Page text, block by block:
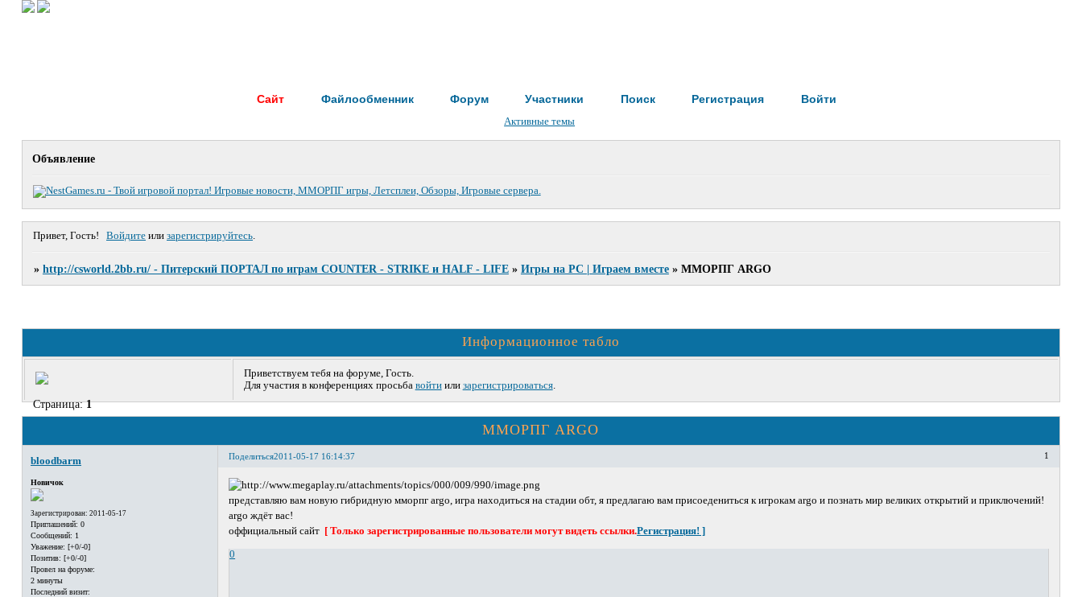
Сайт Файлообменник Форум Участники Поиск Регистрация Войти
Активные темы
Объявление
Привет, Гость! Войдите или зарегистрируйтесь.
» http://csworld.2bb.ru/ - Питерский ПОРТАЛ по играм COUNTER - STRIKE и HALF - LIFE » Игры на PC | Играем вместе » ММОРПГ ARGO
Информационное табло
Приветствуем тебя на форуме, Гость.
Для участия в конференциях просьба войтиили зарегистрироваться.
ММОРПГ ARGO
Страница:1
Поделиться 1
2011-05-17 16:14:37
bloodbarm
Новичок
Зарегистрирован: 2011-05-17
Приглашений: 0
Сообщений: 1
Уважение: [+0/-0]
Позитив: [+0/-0]
Провел на форуме:
2 минуты
Последний визит:
представляю вам новую гибридную мморпг argo, игра находиться на стадии обт, я предлагаю вам присоедениться к игрокам argo и познать мир великих открытий и приключений!
argo ждёт вас!
оффициальный сайт [ Только зарегистрированные пользователи могут видеть ссылки.Регистрация! ]
0